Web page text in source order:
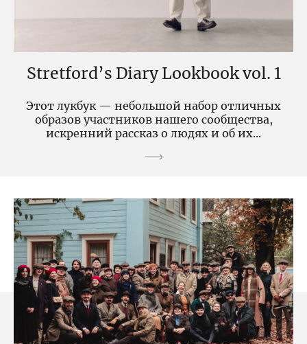
Stretford’s Diary Lookbook vol. 1
Этот лукбук — небольшой набор отличных
образов участников нашего сообщества,
искренний рассказ о людях и об их...